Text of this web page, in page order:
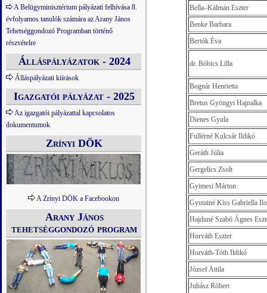
A Belügyminisztérium pályázati felhívása 8.
évfolyamos tanulók számára az Arany János
Tehetséggondozó Programban történő
részvételre
Álláspályázatok - 2024
Álláspályázati kiírások
Igazgatói pályázat - 2025
Az igazgatói pályázattal kapcsolatos
dokumentumok
Zrínyi DÖK
A Zrínyi DÖK a Facebookon
Arany János
tehetséggondozó program
Bella–Kálmán Eszter
Benke Barbara
Bertók Éva
dr. Bóbics Lilla
Bognár Henrietta
Bretus Gyöngyi Hajnalka
Dienes Gyula
Fullérné Kulcsár Ildikó
Geráth Júlia
Gergelics Zsolt
Gyimesi Márton
Gyutainé Kiss Gabriella
Hajduné Szabó Ágnes
Horváth Eszter
Horváth-Tóth Ildikó
József Attila
Juhász Róbert